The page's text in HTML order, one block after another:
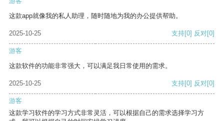
这款app就像我的私人助理，随时随地为我的办公提供帮助。
2025-10-25 支持[0] 反对[0]
游客
这款软件的功能非常强大，可以满足我日常使用的需求。
2025-10-25 支持[0] 反对[0]
游客
这款学习软件的学习方式非常灵活，可以根据自己的需求选择学习方